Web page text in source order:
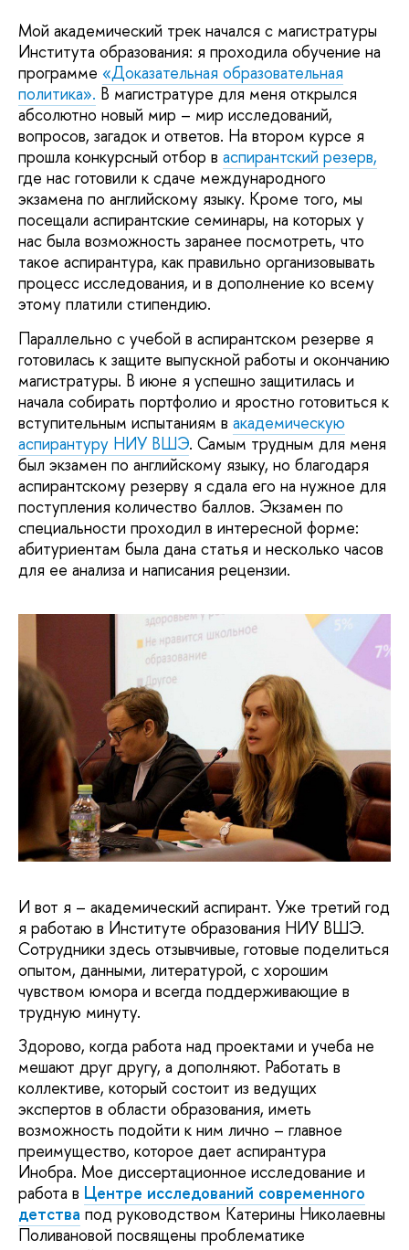
Мой академический трек начался с магистратуры
Института образования: я проходила обучение на
программе «Доказательная образовательная
политика». В магистратуре для меня открылся
абсолютно новый мир – мир исследований,
вопросов, загадок и ответов. На втором курсе я
прошла конкурсный отбор в аспирантский резерв,
где нас готовили к сдаче международного
экзамена по английскому языку. Кроме того, мы
посещали аспирантские семинары, на которых у
нас была возможность заранее посмотреть, что
такое аспирантура, как правильно организовывать
процесс исследования, и в дополнение ко всему
этому платили стипендию.
Параллельно с учебой в аспирантском резерве я
готовилась к защите выпускной работы и окончанию
магистратуры. В июне я успешно защитилась и
начала собирать портфолио и яростно готовиться к
вступительным испытаниям в академическую
аспирантуру НИУ ВШЭ. Самым трудным для меня
был экзамен по английскому языку, но благодаря
аспирантскому резерву я сдала его на нужное для
поступления количество баллов. Экзамен по
специальности проходил в интересной форме:
абитуриентам была дана статья и несколько часов
для ее анализа и написания рецензии.
И вот я – академический аспирант. Уже третий год
я работаю в Институте образования НИУ ВШЭ.
Сотрудники здесь отзывчивые, готовые поделиться
опытом, данными, литературой, с хорошим
чувством юмора и всегда поддерживающие в
трудную минуту.
Здорово, когда работа над проектами и учеба не
мешают друг другу, а дополняют. Работать в
коллективе, который состоит из ведущих
экспертов в области образования, иметь
возможность подойти к ним лично – главное
преимущество, которое дает аспирантура
Инобра. Мое диссертационное исследование и
работа в Центре исследований современного
детства под руководством Катерины Николаевны
Поливановой посвящены проблематике